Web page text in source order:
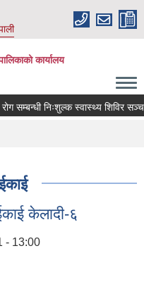
कार्यालय
सम्बन्धी निःशुल्क स्वास्थ्य शिविर
केलादी-६
- 13:00